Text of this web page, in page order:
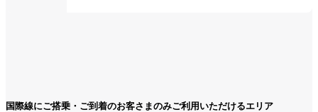
国際線にご搭乗・ご到着のお客さまのみご利用いただけるエリア